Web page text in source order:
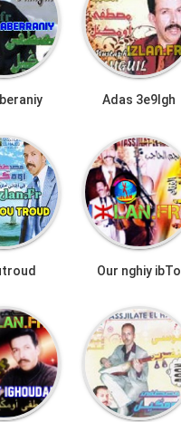
Adas 3e9lgh
Our nghiy ibTo